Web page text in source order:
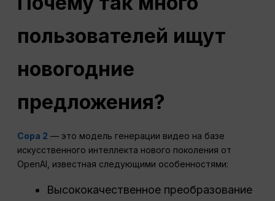
пользователей ищут
новогодние
предложения?
Сора 2 — это модель генерации видео на базе
искусственного интеллекта нового поколения от
OpenAI, известная следующими особенностями:
Высококачественное преобразование